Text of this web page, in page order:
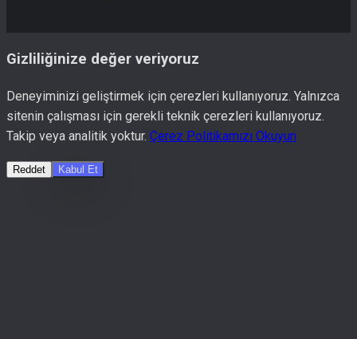
Gizliliğinize değer veriyoruz
Deneyiminizi geliştirmek için çerezleri kullanıyoruz. Yalnızca
sitenin çalışması için gerekli teknik çerezleri kullanıyoruz.
Takip veya analitik yoktur. Çerez Politikamızı Okuyun
Reddet Kabul Et